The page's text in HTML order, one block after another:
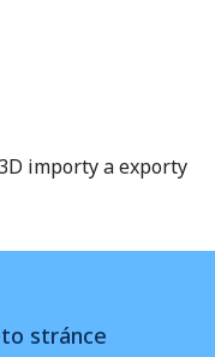
importy a exporty
stránce